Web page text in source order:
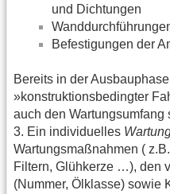
und Dichtungen
Befestigungen der
Bereits in der
»konstruktionsbedingter
auch den Wartungsumfang
3. Ein individuelles
Wartungsmaßnahmen (
Filtern, Glühkerze …), den
(Nummer, Ölklasse) sowie